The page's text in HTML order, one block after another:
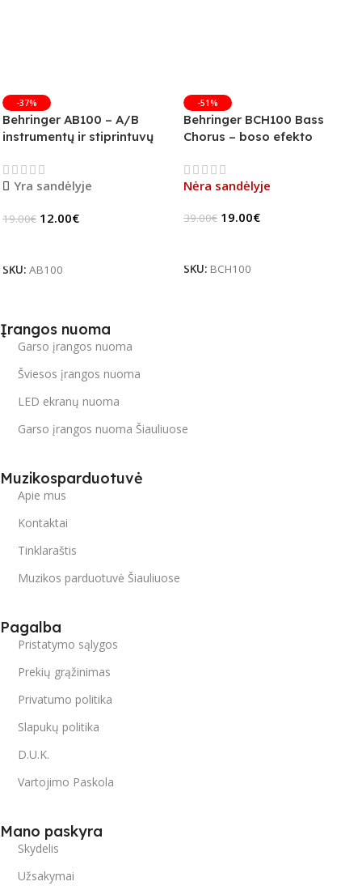
-37%
Behringer AB100 – A/B
instrumentų ir stiprintuvų
Yra sandėlyje
19.00€ 12.00€
SKU: AB100
-51%
Behringer BCH100 Bass
Chorus – boso efekto
Nėra sandėlyje
39.00€ 19.00€
SKU: BCH100
Įrangos nuoma
Garso įrangos nuoma
Šviesos įrangos nuoma
LED ekranų nuoma
Garso įrangos nuoma Šiauliuose
Muzikosparduotuvė
Apie mus
Kontaktai
Tinklaraštis
Muzikos parduotuvė Šiauliuose
Pagalba
Pristatymo sąlygos
Prekių grąžinimas
Privatumo politika
Slapukų politika
D.U.K.
Vartojimo Paskola
Mano paskyra
Skydelis
Užsakymai